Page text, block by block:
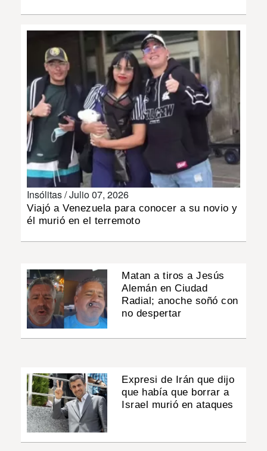
MULTIMEDIA
IMPRESO
Insólitas /Julio 07, 2026
Viajó a Venezuela para conocer a su novio y
él murió en el terremoto
Matan a tiros a Jesús
Alemán en Ciudad
Radial; anoche soñó con
no despertar
Expresi de Irán que dijo
que había que borrar a
Israel murió en ataques